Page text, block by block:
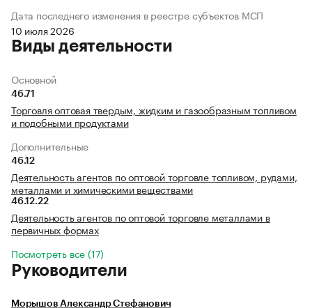
Дата последнего изменения в реестре субъектов МСП
10 июля 2026
Виды деятельности
Основной
46.71
Торговля оптовая твердым, жидким и газообразным топливом
и подобными продуктами
Дополнительные
46.12
Деятельность агентов по оптовой торговле топливом, рудами,
металлами и химическими веществами
46.12.22
Деятельность агентов по оптовой торговле металлами в
первичных формах
Посмотреть все (17)
Руководители
Морышов Александр Стефанович